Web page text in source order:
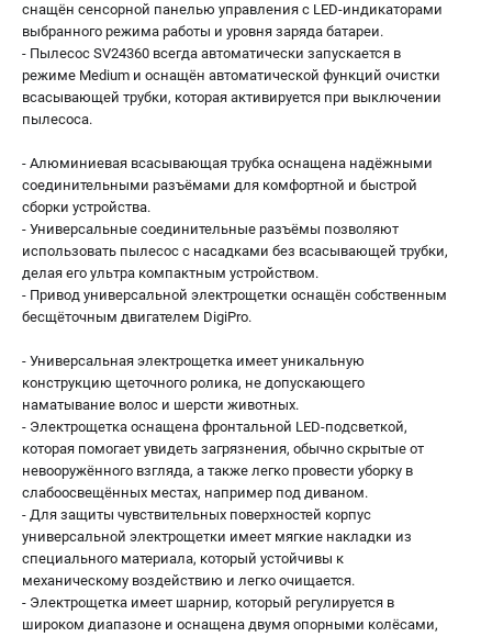
снащён сенсорной панелью управления с LED-индикаторами
выбранного режима работы и уровня заряда батареи.
- Пылесос SV24360 всегда автоматически запускается в
режиме Medium и оснащён автоматической функций очистки
всасывающей трубки, которая активируется при выключении
пылесоса.
- Алюминиевая всасывающая трубка оснащена надёжными
соединительными разъёмами для комфортной и быстрой
сборки устройства.
- Универсальные соединительные разъёмы позволяют
использовать пылесос с насадками без всасывающей трубки,
делая его ультра компактным устройством.
- Привод универсальной электрощетки оснащён собственным
бесщёточным двигателем DigiPro.
- Универсальная электрощетка имеет уникальную
конструкцию щеточного ролика, не допускающего
наматывание волос и шерсти животных.
- Электрощетка оснащена фронтальной LED-подсветкой,
которая помогает увидеть загрязнения, обычно скрытые от
невооружённого взгляда, а также легко провести уборку в
слабоосвещённых местах, например под диваном.
- Для защиты чувствительных поверхностей корпус
универсальной электрощетки имеет мягкие накладки из
специального материала, который устойчивы к
механическому воздействию и легко очищается.
- Электрощетка имеет шарнир, который регулируется в
широком диапазоне и оснащена двумя опорными колёсами,